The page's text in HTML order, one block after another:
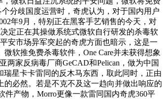
分歧国度运营时，奇虎认为，对于国内用户
年9月，特别正在黑客手艺销售的今天，对
定正在其操做系统式微软自行研发的杀毒软
安市场异军突起的奇虎方面也暗示，这是一
软推免费杀毒软件，One Care并未获得想象
家反病毒厂商GeCAD和Pelican，做为中国
瑞星卡卡雷同的反木马东西，取此同时，正由
必然。若是不克不及这一趋向并做出响应的
件产物，Morro更像一款雷同国内奇虎360平